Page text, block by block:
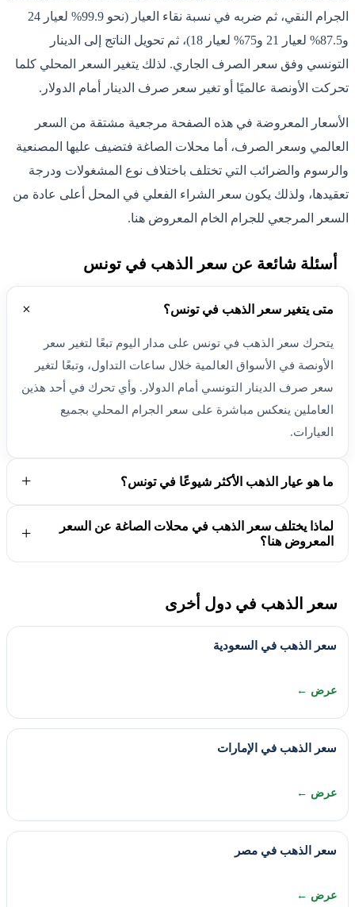
الجرام النقي، ثم ضربه في نسبة نقاء العيار (نحو 99.9% لعيار 24
و87.5% لعيار 21 و75% لعيار 18)، ثم تحويل الناتج إلى الدينار
التونسي وفق سعر الصرف الجاري. لذلك يتغير السعر المحلي كلما
تحركت الأونصة عالميًا أو تغير سعر صرف الدينار أمام الدولار.
الأسعار المعروضة في هذه الصفحة مرجعية مشتقة من السعر
العالمي وسعر الصرف، أما محلات الصاغة فتضيف عليها المصنعية
والرسوم والضرائب التي تختلف باختلاف نوع المشغولات ودرجة
تعقيدها، ولذلك يكون سعر الشراء الفعلي في المحل أعلى عادة من
السعر المرجعي للجرام الخام المعروض هنا.
أسئلة شائعة عن سعر الذهب في تونس
متى يتغير سعر الذهب في تونس؟
يتحرك سعر الذهب في تونس على مدار اليوم تبعًا لتغير سعر
الأونصة في الأسواق العالمية خلال ساعات التداول، وتبعًا لتغير
سعر صرف الدينار التونسي أمام الدولار. وأي تحرك في أحد هذين
العاملين ينعكس مباشرة على سعر الجرام المحلي بجميع
العيارات.
ما هو عيار الذهب الأكثر شيوعًا في تونس؟
لماذا يختلف سعر الذهب في محلات الصاغة عن السعر
المعروض هنا؟
سعر الذهب في دول أخرى
سعر الذهب في السعودية
عرض ←
سعر الذهب في الإمارات
عرض ←
سعر الذهب في مصر
عرض ←